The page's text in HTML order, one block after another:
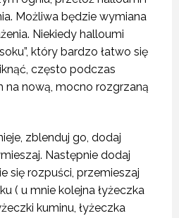
Możliwa będzie wymiana
Niekiedy halloumi
który bardzo łatwo się
często podczas
na nową, mocno rozgrzaną
zblenduj go, dodaj
Następnie dodaj
się rozpuści, przemieszaj
( u mnie kolejna łyżeczka
kuminu, łyżeczka